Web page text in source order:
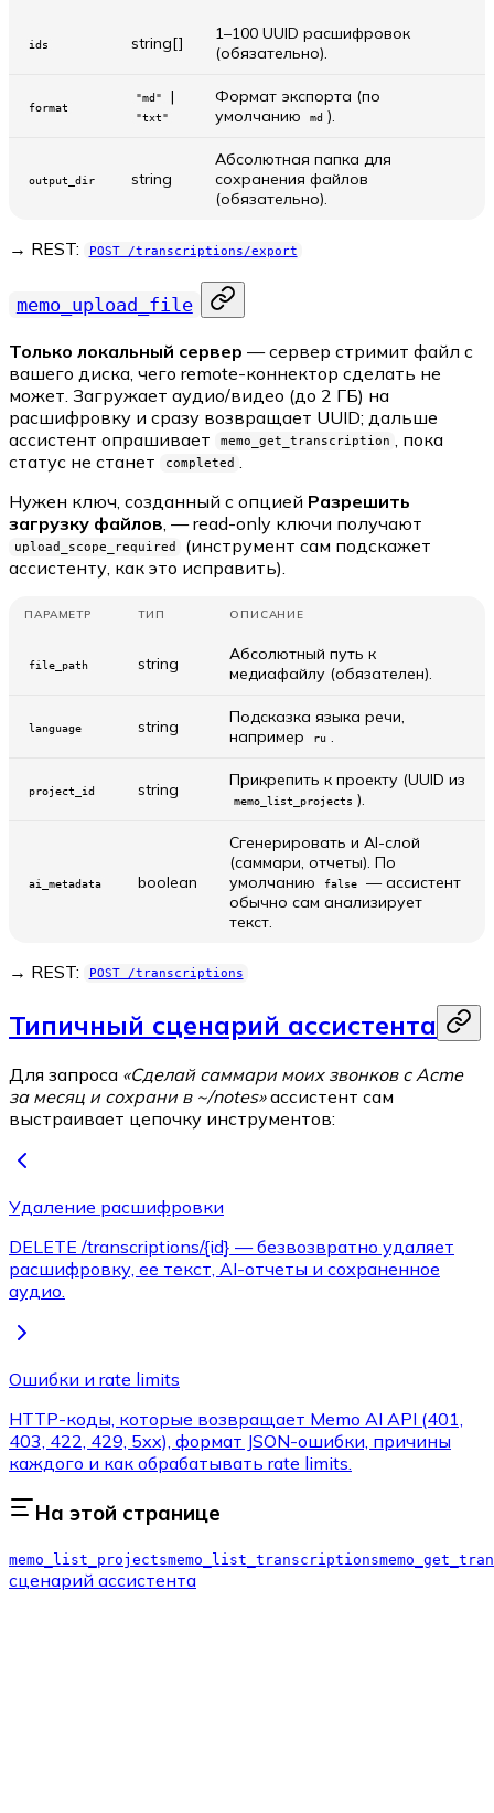
ids string[]
1–100 UUID расшифровок
(обязательно).
format
"md" |
"txt"
Формат экспорта (по
умолчанию
md ).
output_dir string
Абсолютная папка для
сохранения файлов
(обязательно).
→ REST: POST /transcriptions/export
memo_upload_file
Только локальный сервер — сервер стримит файл с
вашего диска, чего remote-коннектор сделать не
может. Загружает аудио/видео (до 2 ГБ) на
расшифровку и сразу возвращает UUID; дальше
ассистент опрашивает
memo_get_transcription
, пока
статус не станет
completed
Нужен ключ, созданный с опцией Разрешить
загрузку файлов , — read-only ключи получают
upload_scope_required
(инструмент сам подскажет
ассистенту, как это исправить).
ПАРАМЕТР ТИП ОПИСАНИЕ
file_path string
Абсолютный путь к
медиафайлу (обязателен).
language string
Подсказка языка речи,
например
ru .
project_id string Прикрепить к проекту (UUID из
memo_list_projects ).
ai_metadata boolean
Сгенерировать и AI-слой
(саммари, отчеты). По
умолчанию
false
— ассистент
обычно сам анализирует
текст.
→ REST: POST /transcriptions
Типичный сценарий ассистента
Для запроса «Сделай саммари моих звонков с Acme
за месяц и сохрани в ~/notes»ассистент сам
выстраивает цепочку инструментов:
Удаление расшифровки
DELETE /transcriptions/{id} — безвозвратно удаляет
расшифровку, ее текст, AI-отчеты и сохраненное
аудио.
Ошибки и rate limits
HTTP-коды, которые возвращает Memo AI API (401,
403, 422, 429, 5xx), формат JSON-ошибки, причины
каждого и как обрабатывать rate limits.
На этой странице
memo_list_projectsmemo_list_transcriptions
сценарий ассистента